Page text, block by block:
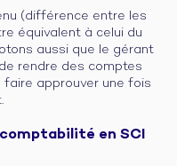
(différence entre les
équivalent à celui du
aussi que le gérant
rendre des comptes
approuver une fois
en SCI